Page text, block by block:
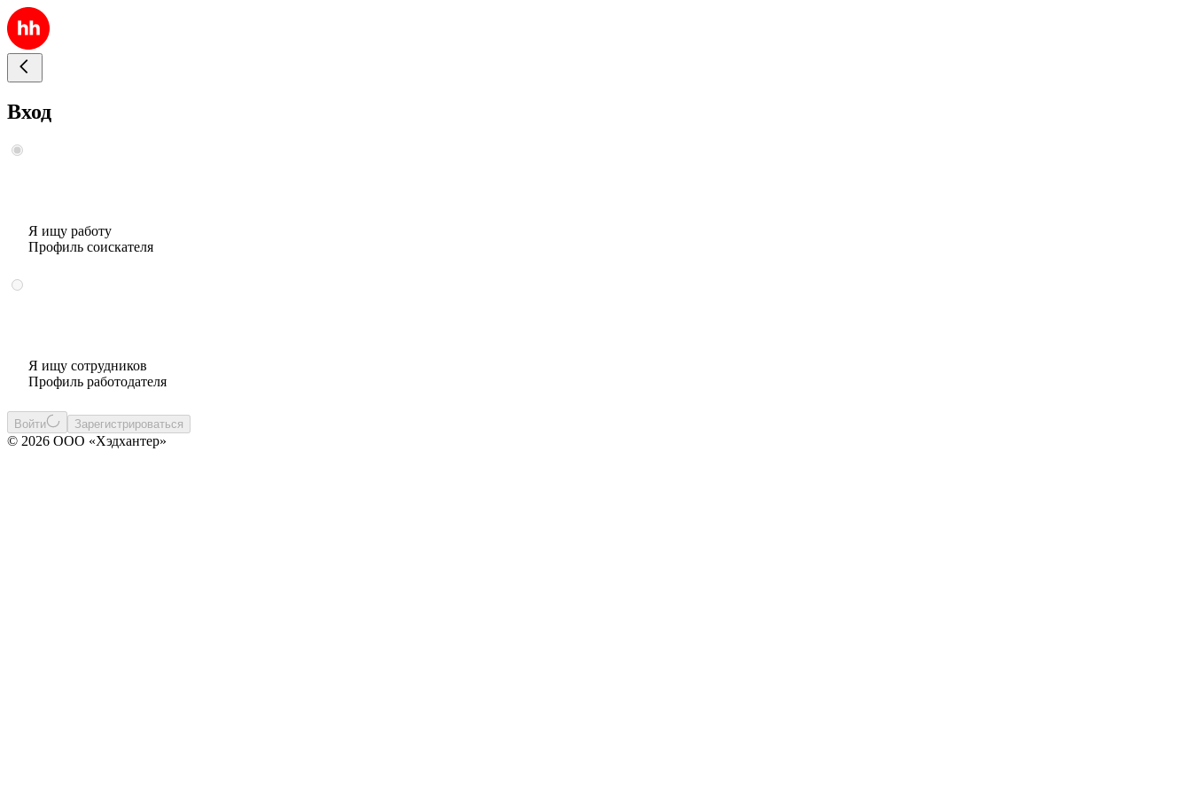
Вход
Я ищу работу
Профиль соискателя
Я ищу сотрудников
Профиль работодателя
Войти Зарегистрироваться
© 2026 ООО «Хэдхантер»